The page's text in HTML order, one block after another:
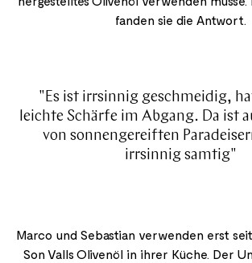
fanden sie die Antwort.
"Es ist irrsinnig geschmeidig,
leichte Schärfe im Abgang. Da ist
von sonnengereiften
irrsinnig samtig"
Marco und Sebastian verwenden erst
Son Valls Olivenöl in ihrer Küche. Der